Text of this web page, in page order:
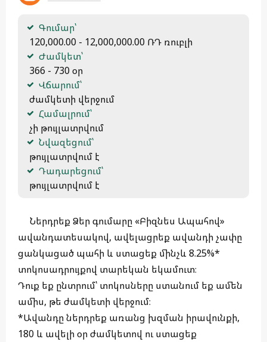
Գումար՝
120,000.00 - 12,000,000.00 ՌԴ ռուբլի
Ժամկետ՝
366 - 730 օր
Վճարում՝
ժամկետի վերջում
Համալրում՝
չի թույլատրվում
Նվազեցում՝
թույլատրվում է
Դադարեցում՝
թույլատրվում է
Ներդրեք Ձեր գումարը «Բիզնես Ապահով»
ավանդատեսակով, ավելացրեք ավանդի չափը
ցանկացած պահի և ստացեք մինչև 8.25%*
տոկոսադրույքով տարեկան եկամուտ։
Դուք եք ընտրում՝ տոկոսները ստանում եք ամեն
ամիս, թե ժամկետի վերջում։
*Ավանդը ներդրեք առանց խզման իրավունքի,
180 և ավելի օր ժամկետով ու ստացեք